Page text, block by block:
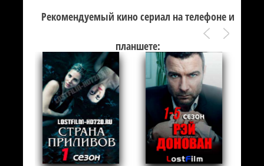
Рекомендуемый кино сериал на телефоне и
планшете: